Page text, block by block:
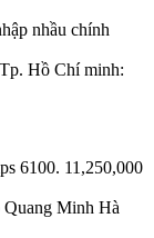
nhầu chính
Hồ Chí minh:
6100. 11,250,000
Quang Minh Hà